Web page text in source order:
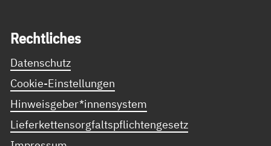
Recht­li­ches
Datenschutz
Cookie-Einstellungen
Hinweisgeber*innensystem
Lieferkettensorgfaltspflichtengesetz